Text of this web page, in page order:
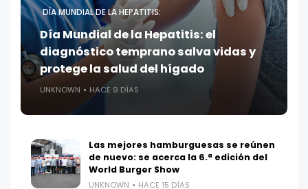
DÍA MUNDIAL DE LA HEPATITIS:
Día Mundial de la Hepatitis: el
diagnóstico temprano salva vidas y
protege la salud del hígado
UNKNOWN HACE 9 DÍAS
Las mejores hamburguesas se reúnen
de nuevo: se acerca la 6.ª edición del
World Burger Show
UNKNOWN HACE 15 DÍAS